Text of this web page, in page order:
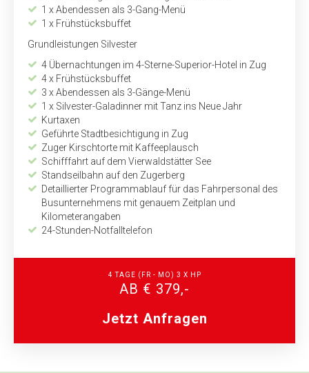
1 x Abendessen als 3-Gang-Menü
1 x Frühstücksbuffet
Grundleistungen Silvester
4 Übernachtungen im 4-Sterne-Superior-Hotel in Zug
4 x Frühstücksbuffet
3 x Abendessen als 3-Gänge-Menü
1 x Silvester-Galadinner mit Tanz ins Neue Jahr
Kurtaxen
Geführte Stadtbesichtigung in Zug
Zuger Kirschtorte mit Kaffeeplausch
Schifffahrt auf dem Vierwaldstätter See
Standseilbahn auf den Zugerberg
Detaillierter Programmablauf für das Fahrpersonal des
Busunternehmens mit genauem Zeitplan und
Kilometerangaben
24-Stunden-Notfalltelefon
4 TAGE (FR - MO) 3 X HP
AB € 379,-
Jetzt Anfragen